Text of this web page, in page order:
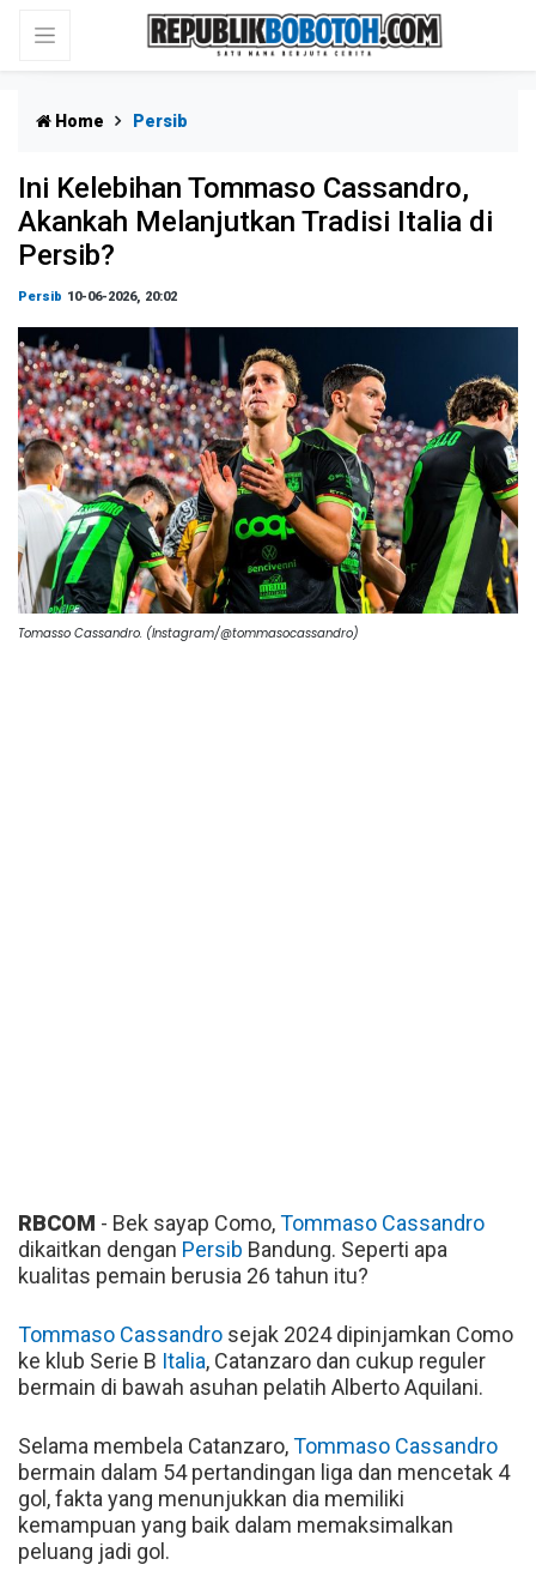
Home Persib
Ini Kelebihan Tommaso Cassandro,
Akankah Melanjutkan Tradisi Italia di
Persib?
Persib 10-06-2026, 20:02
Tomasso Cassandro. (Instagram/@tommasocassandro)
RBCOM - Bek sayap Como,Tommaso Cassandro
dikaitkan dengan Persib Bandung. Seperti apa
kualitas pemain berusia 26 tahun itu?
Tommaso Cassandro sejak 2024 dipinjamkan Como
ke klub Serie B Italia, Catanzaro dan cukup reguler
bermain di bawah asuhan pelatih Alberto Aquilani.
Selama membela Catanzaro,Tommaso Cassandro
bermain dalam 54 pertandingan liga dan mencetak 4
gol, fakta yang menunjukkan dia memiliki
kemampuan yang baik dalam memaksimalkan
peluang jadi gol.